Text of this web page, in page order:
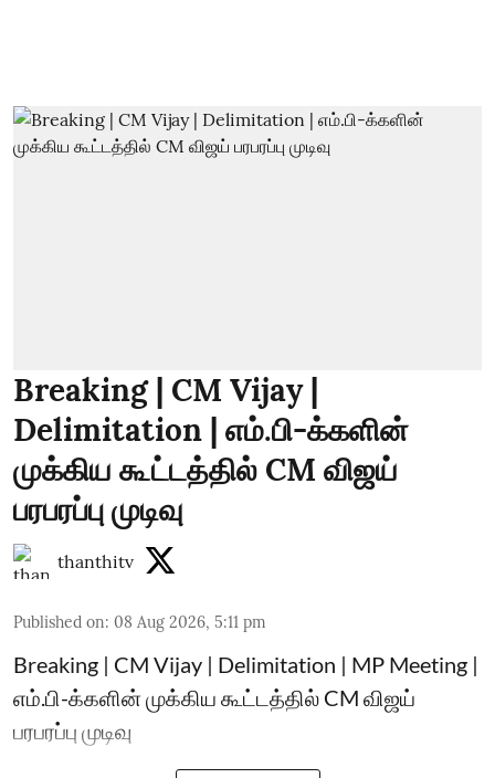
Breaking | CM Vijay |
Delimitation | எம்.பி-க்களின்
முக்கிய கூட்டத்தில் CM விஜய்
பரபரப்பு முடிவு
thanthitv
Published on: 08 Aug 2026, 5:11 pm
Breaking | CM Vijay | Delimitation | MP Meeting |
எம்.பி-க்களின் முக்கிய கூட்டத்தில் CM விஜய்
பரபரப்பு முடிவு